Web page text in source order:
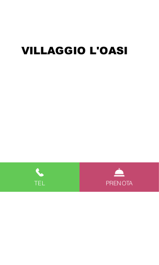
VILLAGGIO L'OASI
Cookie Policy
TEL PRENOTA